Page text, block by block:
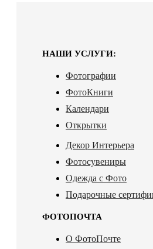
НАШИ УСЛУГИ:
Фотографии
ФотоКниги
Календари
Открытки
Декор Интерьера
Фотосувениры
Одежда с Фото
Подарочные
ФОТОПОЧТА
О ФотоПочте